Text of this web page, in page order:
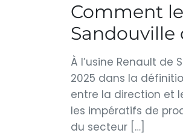
Comment
Sandouville
À l’usine Renault de
2025 dans la
entre la direction et
les impératifs de
du secteur […]